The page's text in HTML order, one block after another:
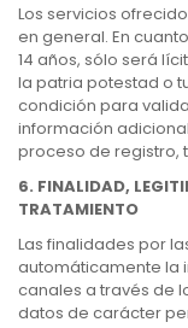
Los servicios
en general. En
14 años, sólo será
la patria potestad o
condición para
información
proceso de registro,
6. FINALIDAD,
TRATAMIENTO
Las finalidades por
automáticamente la
canales a través de
datos de carácter